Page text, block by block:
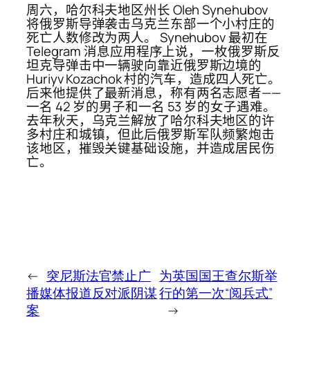
周六，哈尔科夫地区州长 Oleh Synehubov
将俄罗斯导弹袭击乌克兰东部一个小村庄的
死亡人数修改为两人。 Synehubov 最初在
Telegram 消息应用程序上说，一枚俄罗斯反
坦克导弹击中一辆驶向靠近俄罗斯边境的
Huriyv Kozachok 村的汽车，造成四人死亡。
后来他提供了最新消息，称有两名志愿者——
一名 42 岁的男子和一名 53 岁的女子遇难。
去年秋天，乌克兰解放了哈尔科夫地区的许
多村庄和城镇，但此后俄罗斯军队频繁炮击
该地区，摧毁关键基础设施，并造成居民伤
亡。
← 突尼斯法官禁止广
播媒体报道反对派阴谋
案
为英国国王查尔斯举
行的第一次“阅兵式”
→